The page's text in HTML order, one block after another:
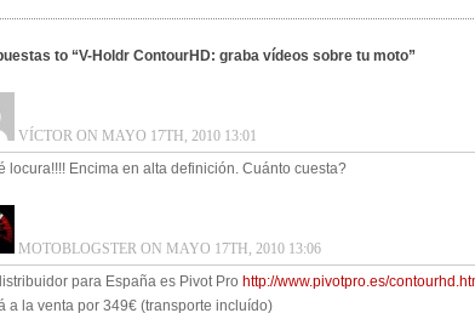
to “V-Holdr ContourHD: graba vídeos sobre tu moto”
VÍCTOR ON MAYO 17TH, 2010 13:01
locura!!!! Encima en alta definición. Cuánto cuesta?
MOTOBLOGSTER ON MAYO 17TH, 2010 13:06
para España es Pivot Pro http://www.pivotpro.es/
a la venta por 349€ (transporte incluído)